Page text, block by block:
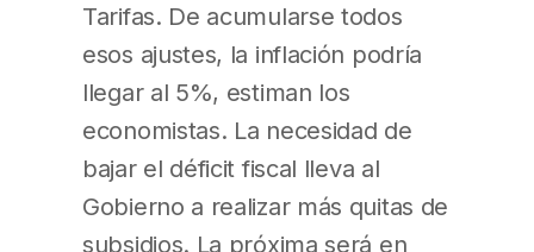
Tarifas. De acumularse todos
esos ajustes, la inflación podría
llegar al 5%, estiman los
economistas. La necesidad de
bajar el déficit fiscal lleva al
Gobierno a realizar más quitas de
subsidios. La próxima será en